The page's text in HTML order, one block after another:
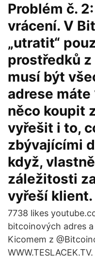
Problém č.
vrácení. V
„utratit“
prostředků
musí být
adrese máte
něco koupit
vyřešit i to,
zbývajícími
když,
záležitosti
vyřeší klient.
7738 likes
bitcoinových adres
Kicomem z